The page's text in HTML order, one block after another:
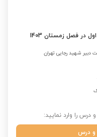
در فصل زمستان 1403
دبیر شهید رجایی تهران
را وارد نمایید:
و درس